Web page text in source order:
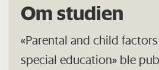
Om studien
«Parental and child
special education» ble